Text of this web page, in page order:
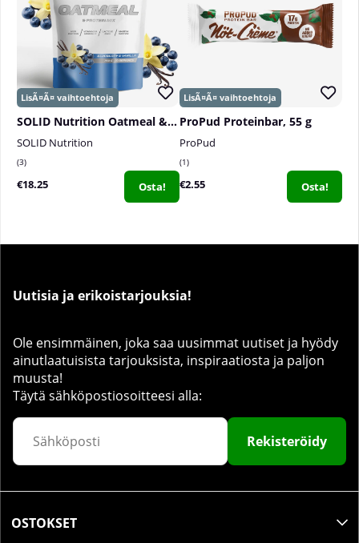
SOLID Nutrition Oatmeal & Protein Mix, 750 g
SOLID Nutrition
3
€18.25 Osta!
ProPud Proteinbar, 55 g
ProPud
1
€2.55 Osta!
Uutisia ja erikoistarjouksia!
Ole ensimmäinen, joka saa uusimmat uutiset ja hyödy
ainutlaatuisista tarjouksista, inspiraatiosta ja paljon
muusta!
Täytä sähköpostiosoitteesi alla:
Rekisteröidy
OSTOKSET